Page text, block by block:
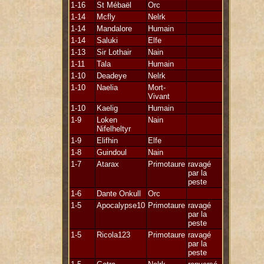
1-16
St Mébaël
Orc
1-14
Mcfly
Nelrk
1-14
Mandalore
Humain
1-14
Saluki
Elfe
1-13
Sir Lothair
Nain
1-11
Tala
Humain
1-10
Deadeye
Nelrk
1-10
Naelia
Mort-
Vivant
1-10
Kaelig
Humain
1-9
Loken
Nifelheltyr
Nain
1-9 Elifhin
Elfe
1-8
Guindoul
Nain
1-7
Atarax Primotaure ravagé
par la
peste
1-6
Dante Onkull
Orc
1-5
Apocalypse10 Primotaure ravagé
par la
peste
1-5
Ricola123 Primotaure ravagé
par la
peste